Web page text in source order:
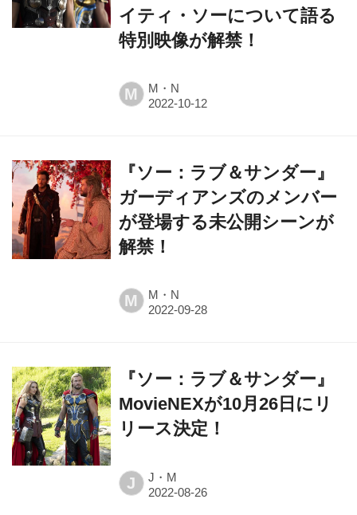
イティ・ソーについて語る
特別映像が解禁！
M M・N
『ソー：ラブ＆サンダー』
ガーディアンズのメンバー
が登場する未公開シーンが
解禁！
M M・N
『ソー：ラブ＆サンダー』
MovieNEXが10月26日にリ
リース決定！
J J・M